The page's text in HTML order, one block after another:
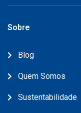
Sobre
Blog
Quem Somos
Sustentabilidade